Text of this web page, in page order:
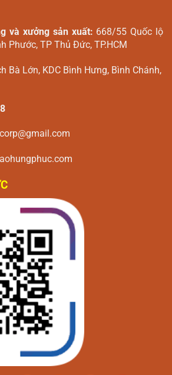
và xưởng sản xuất: 668/55 Quốc lộ
Phước, TP Thủ Đức, TP.HCM
Bà Lớn, KDC Bình Hưng, Bình Chánh,